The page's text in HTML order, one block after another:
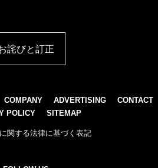
詫びと訂正
COMPANY ADVERTISING
CONTACT
POLICY
SITEMAP
関する法律に基づく表記